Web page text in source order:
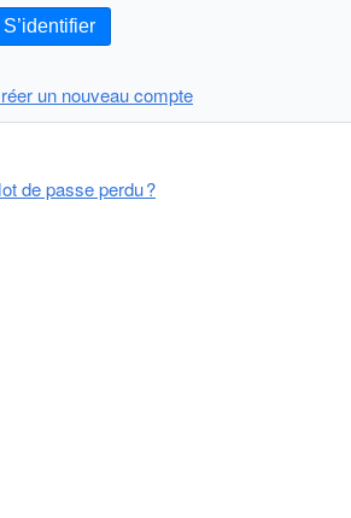
S’identifier
un nouveau compte
de passe perdu ?